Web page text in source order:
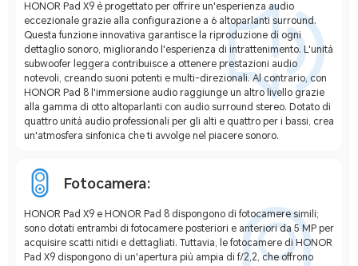
HONOR Pad X9 è progettato per offrire un'esperienza audio
eccezionale grazie alla configurazione a 6 altoparlanti surround.
Questa funzione innovativa garantisce la riproduzione di ogni
dettaglio sonoro, migliorando l'esperienza di intrattenimento. L'unità
subwoofer leggera contribuisce a ottenere prestazioni audio
notevoli, creando suoni potenti e multi-direzionali. Al contrario, con
HONOR Pad 8 l'immersione audio raggiunge un altro livello grazie
alla gamma di otto altoparlanti con audio surround stereo. Dotato di
quattro unità audio professionali per gli alti e quattro per i bassi, crea
un'atmosfera sinfonica che ti avvolge nel piacere sonoro.
Fotocamera:
HONOR Pad X9 e HONOR Pad 8 dispongono di fotocamere simili;
sono dotati entrambi di fotocamere posteriori e anteriori da 5 MP per
acquisire scatti nitidi e dettagliati. Tuttavia, le fotocamere di HONOR
Pad X9 dispongono di un'apertura più ampia di f/2,2, che offrono